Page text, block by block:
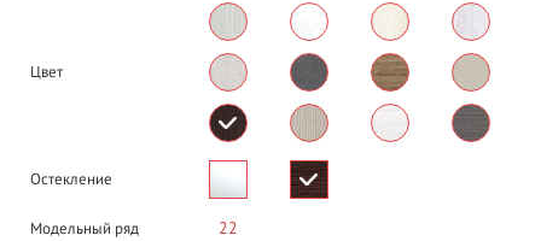
Цвет
Остекление
Модельный ряд 22